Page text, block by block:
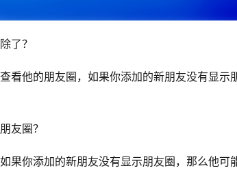
了？
看他的朋友圈，如果你添加的新朋友没有显示
友圈？
果你添加的新朋友没有显示朋友圈，那么他可